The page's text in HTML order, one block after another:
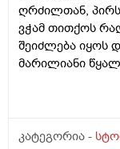
დროს მასე
დამიტოვა
Შემდის საᲭმელი
ვიგებ
ღრძილთან,
ვჭამ თითქოს
შეიძლება იყოს
მარილიანი
კატეგორია -